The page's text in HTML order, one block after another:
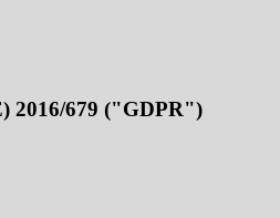
2016/679 ("GDPR")